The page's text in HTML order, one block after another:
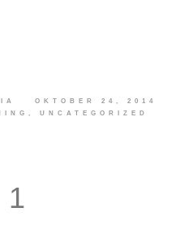
OKTOBER 24, 2014
, UNCATEGORIZED
1